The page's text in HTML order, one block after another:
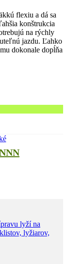
flexiu a dá sa
konštrukcia
na rýchly
jazdu. Ľahko
dokonale dopĺňa
lyží na
lyžiarov,